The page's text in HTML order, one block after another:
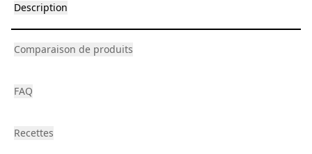
Description
Comparaison de produits
FAQ
Recettes